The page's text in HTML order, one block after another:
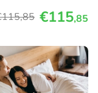
,85 €115,85